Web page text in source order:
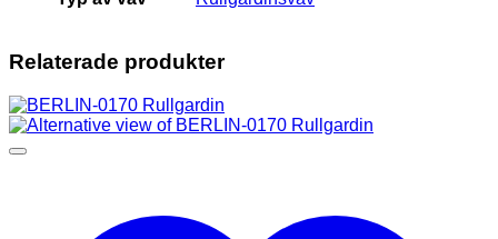
Relaterade produkter